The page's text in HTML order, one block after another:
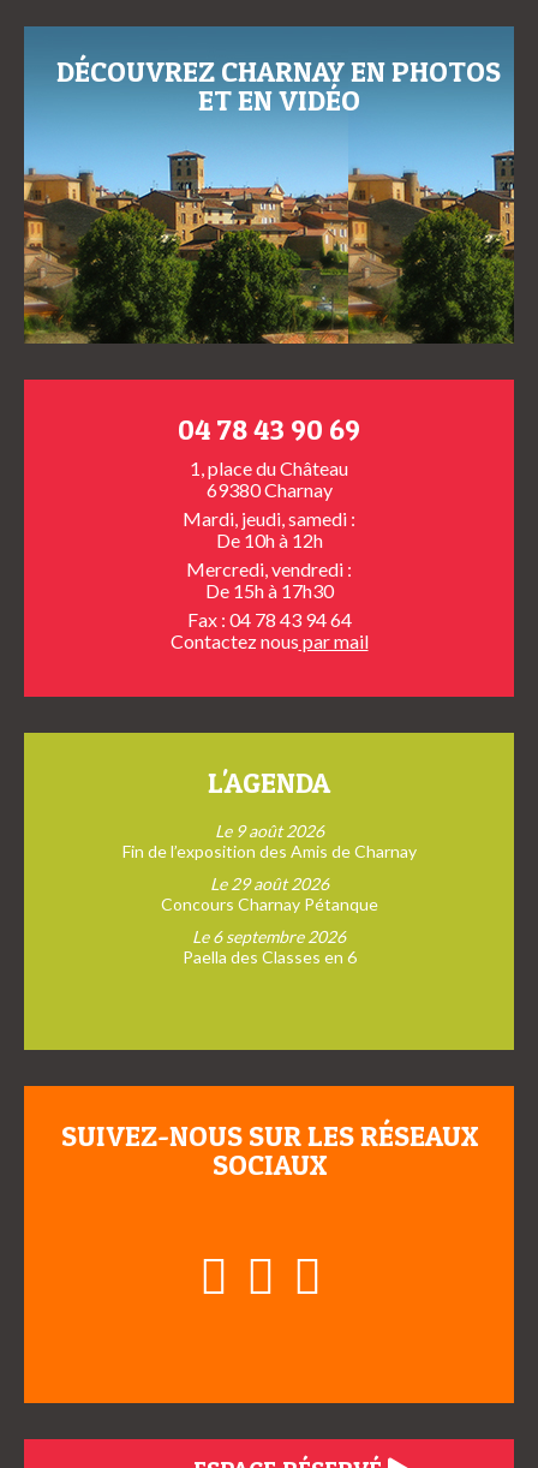
DÉCOUVREZ CHARNAY EN PHOTOS
ET EN VIDÉO
04 78 43 90 69
1, place du Château
69380 Charnay
Mardi, jeudi, samedi :
De 10h à 12h
Mercredi, vendredi :
De 15h à 17h30
Fax : 04 78 43 94 64
Contactez nous par mail
L'AGENDA
Le 9 août 2026
Fin de l’exposition des Amis de Charnay
Le 29 août 2026
Concours Charnay Pétanque
Le 6 septembre 2026
Paella des Classes en 6
SUIVEZ-NOUS SUR LES RÉSEAUX
SOCIAUX